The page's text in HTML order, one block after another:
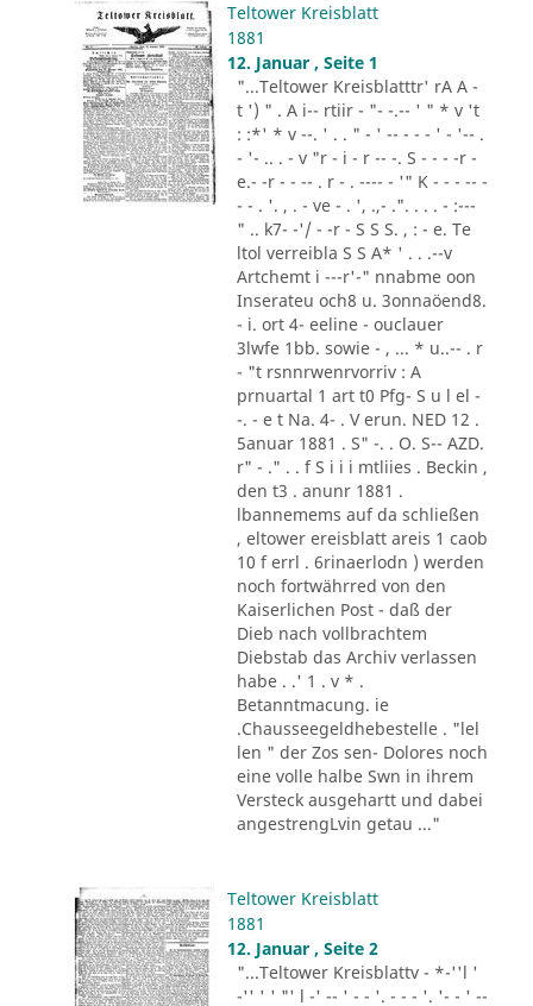
Teltower Kreisblatt
1881
12. Januar , Seite 1
"...Teltower Kreisblatttr' rA A -
t ') " . A i-- rtiir - "- -.-- ' " * v 't
: :*' * v --. ' . . " - ' -- - - - ' - '-- .
- '- .. . - v "r - i - r -- -. S - - - -r -
e.- -r - - -- . r - . ---- - '" K - - - -- -
- - . '. , . - ve - . ', .,- .". . . . - :---
" .. k7- -'/ - -r - S S S. , : - e. Te
ltol verreibla S S A* ' . . .--v
Artchemt i ---r'-" nnabme oon
Inserateu och8 u. 3onnaöend8.
- i. ort 4- eeline - ouclauer
3lwfe 1bb. sowie - , ... * u..-- . r
- "t rsnnrwenrvorriv : A
prnuartal 1 art t0 Pfg- S u l el -
-. - e t Na. 4- . V erun. NED 12 .
5anuar 1881 . S" -. . O. S-- AZD.
r" - ." . . f S i i i mtliies . Beckin ,
den t3 . anunr 1881 .
lbannemems auf da schließen
, eltower ereisblatt areis 1 caob
10 f errl . 6rinaerlodn ) werden
noch fortwährred von den
Kaiserlichen Post - daß der
Dieb nach vollbrachtem
Diebstab das Archiv verlassen
habe . .' 1 . v * .
Betanntmacung. ie
.Chausseegeldhebestelle . "lel
len " der Zos sen- Dolores noch
eine volle halbe Swn in ihrem
Versteck ausgehartt und dabei
angestrengLvin getau ..."
Teltower Kreisblatt
1881
12. Januar , Seite 2
"...Teltower Kreisblattv - *-''l '
-'' ' ' "' l -' -- ' - - '. - - - '. '- - ' --